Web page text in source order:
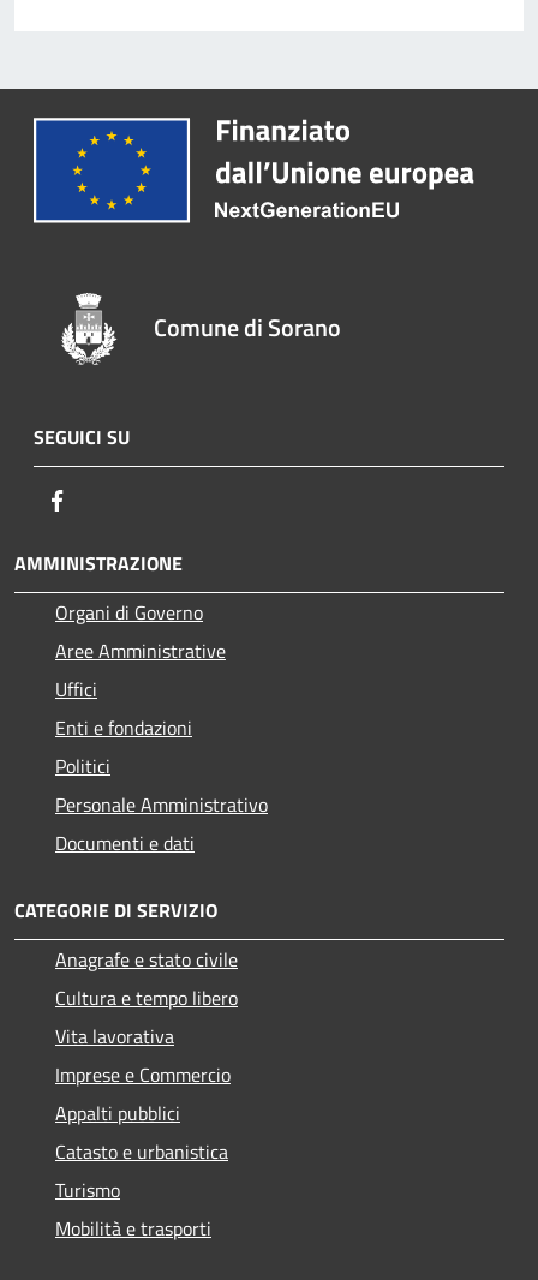
Comune di Sorano
SEGUICI SU
AMMINISTRAZIONE
Organi di Governo
Aree Amministrative
Uffici
Enti e fondazioni
Politici
Personale Amministrativo
Documenti e dati
CATEGORIE DI SERVIZIO
Anagrafe e stato civile
Cultura e tempo libero
Vita lavorativa
Imprese e Commercio
Appalti pubblici
Catasto e urbanistica
Turismo
Mobilità e trasporti